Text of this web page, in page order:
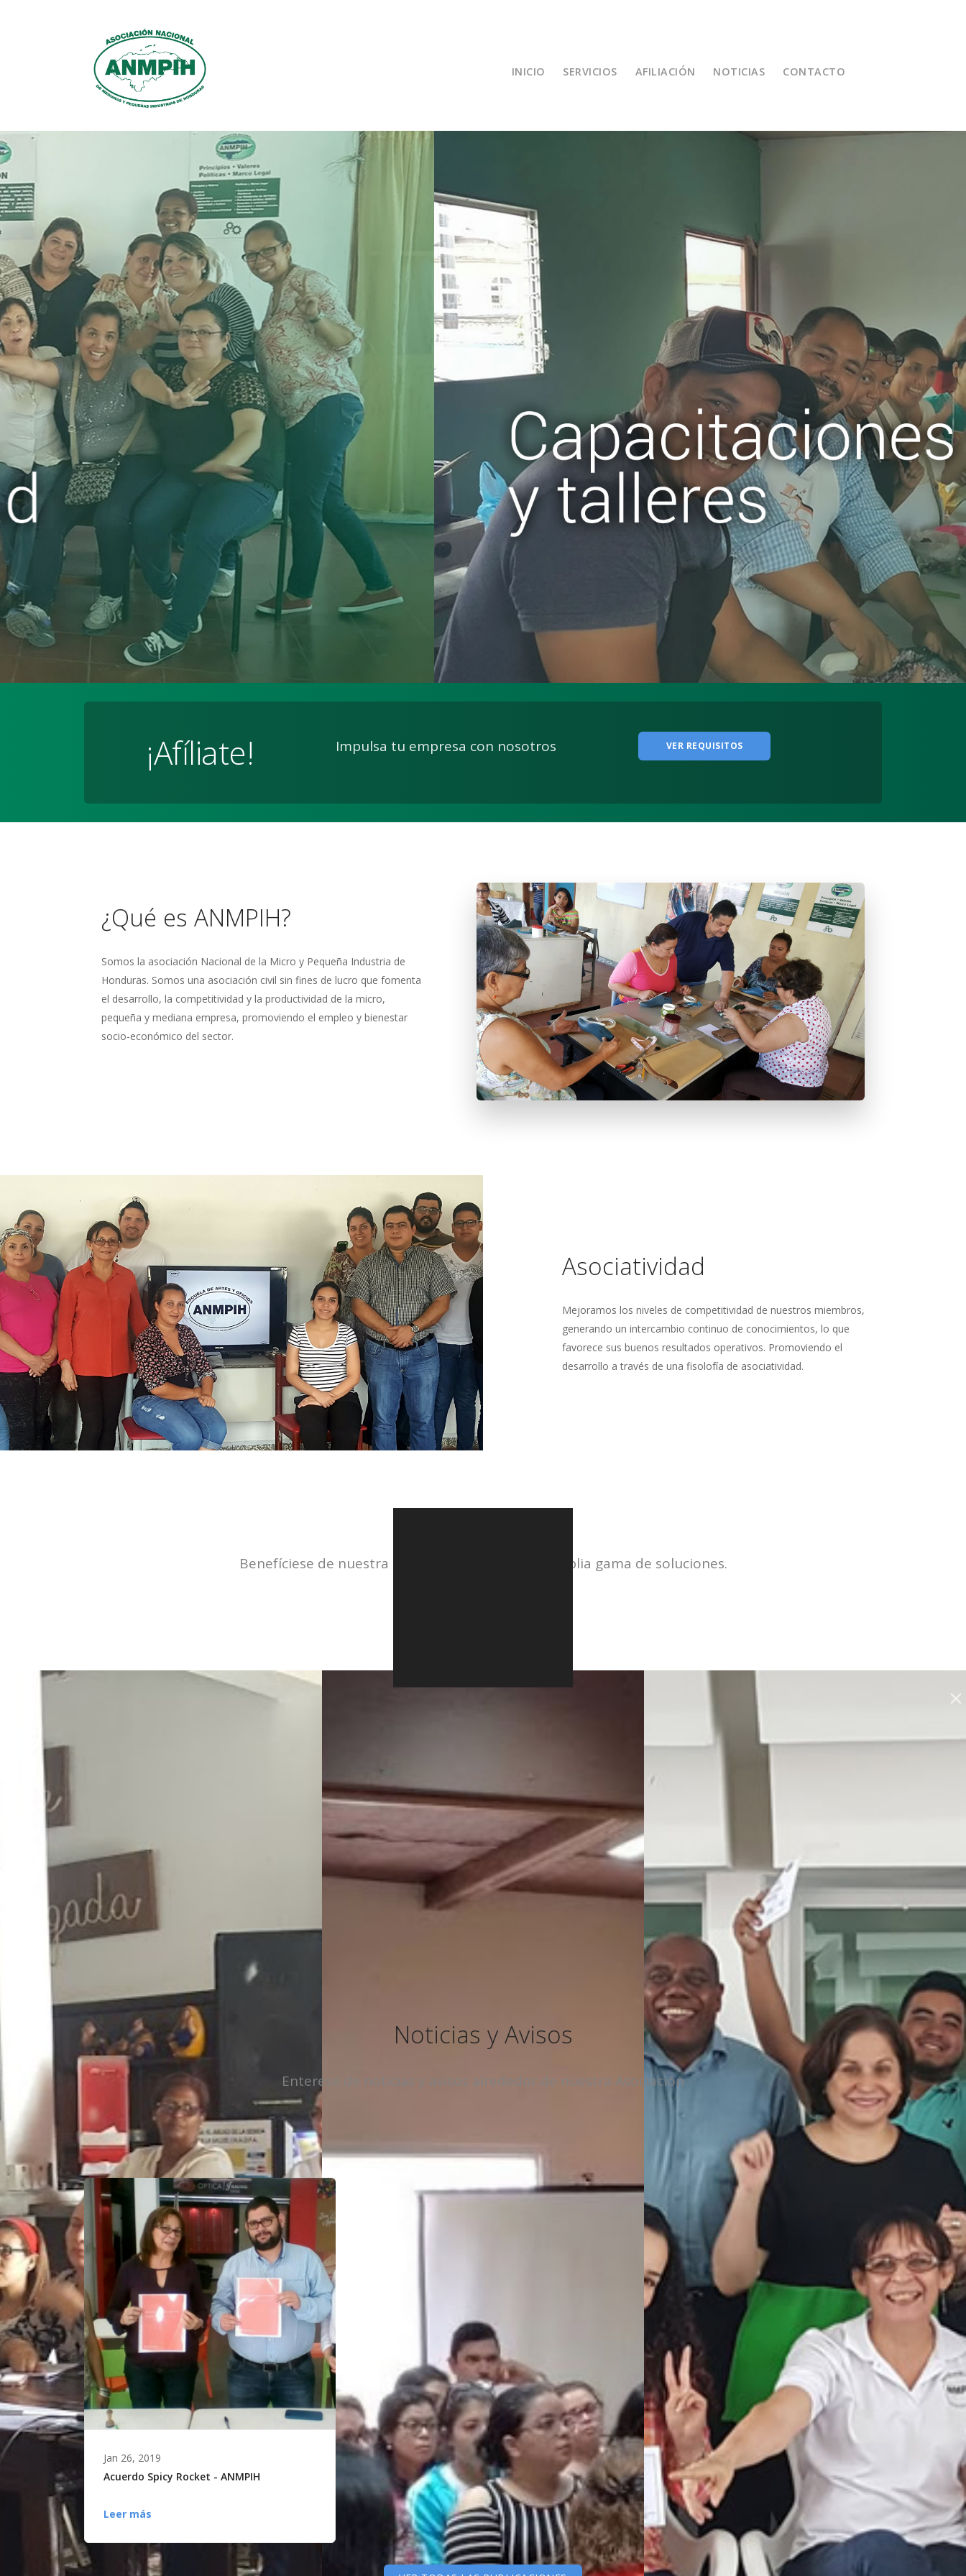
INICIO SERVICIOS AFILIACIÓN NOTICIAS CONTACTO
¡Afíliate! Impulsa tu empresa con nosotros VER REQUISITOS
¿Qué es ANMPIH?
Somos la asociación Nacional de la Micro y Pequeña Industria de
Honduras. Somos una asociación civil sin fines de lucro que fomenta
el desarrollo, la competitividad y la productividad de la micro,
pequeña y mediana empresa, promoviendo el empleo y bienestar
socio-económico del sector.
Asociatividad
Mejoramos los niveles de competitividad de nuestros miembros,
generando un intercambio continuo de conocimientos, lo que
favorece sus buenos resultados operativos. Promoviendo el
desarrollo a través de una fisolofía de asociatividad.
Servicios
Benefíciese de nuestra asesoría y conozca una amplia gama de soluciones.
Noticias y Avisos
Enterese de noticias y avisos alrededor de nuestra Asociación
Jan 26, 2019
Acuerdo Spicy Rocket - ANMPIH
Leer más